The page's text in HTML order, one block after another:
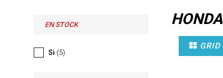
HONDA
GRID
EN STOCK
Si (5)